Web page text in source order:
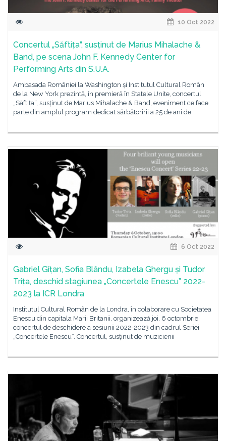
10 Oct 2022
Concertul „Săftița”, susținut de Marius Mihalache &
Band, pe scena John F. Kennedy Center for
Performing Arts din S.U.A.
Ambasada României la Washington și Institutul Cultural Român
de la New York prezintă, în premieră în Statele Unite, concertul
„Săftița”, susținut de Marius Mihalache & Band, eveniment ce face
parte din amplul program dedicat sărbătoririi a 25 de ani de
6 Oct 2022
Gabriel Gîțan, Sofia Blându, Izabela Ghergu și Tudor
Trița, deschid stagiunea „Concertele Enescu” 2022-
2023 la ICR Londra
Institutul Cultural Român de la Londra, în colaborare cu Societatea
Enescu din capitala Marii Britanii, organizează joi, 6 octombrie,
concertul de deschidere a sesiunii 2022-2023 din cadrul Seriei
„Concertele Enescu”. Concertul, susținut de muzicienii